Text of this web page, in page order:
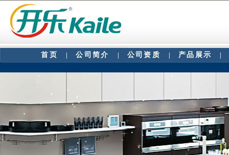
首页 |公司简介 公司资质 产品展示